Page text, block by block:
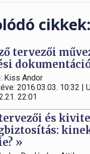
cikkek:
tervezői
Kiss Andor
2016.03.03. 10:32 |
22:01
és
»